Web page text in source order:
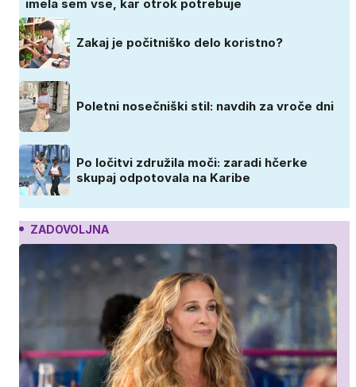
imela sem vse, kar otrok potrebuje
Zakaj je počitniško delo koristno?
Poletni nosečniški stil: navdih za vroče dni
Po ločitvi združila moči: zaradi hčerke
skupaj odpotovala na Karibe
ZADOVOLJNA